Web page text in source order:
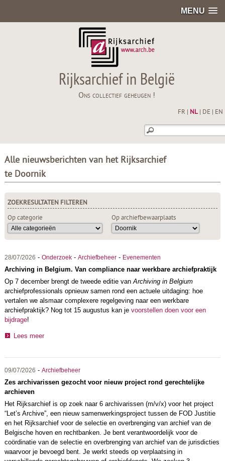
MENU
Rijksarchief in België
Ons collectief geheugen !
FR NL| DE EN
Alle nieuwsberichten van het Rijksarchief
te Doornik
ZOEKRESULTATEN FILTEREN
Op categorie
Op archiefbewaarplaats
28/07/2026 - Onderzoek- Archiefbeheer- Evenementen
Archiving in Belgium. Van compliance naar werkbare archiefpraktijk
Op 7 december brengt de tweede editie vanArchiving in Belgium
archiefprofessionals opnieuw samen rond een actuele uitdaging: hoe
vertalen we alsmaar complexere regelgeving naar een werkbare
archiefpraktijk? Nog tot 15 augustus kan je voorstellen doen voor een
bijdrage!
Lees meer
09/07/2026 - Archiefbeheer
Zes archivarissen gezocht voor nieuw project rond gerechtelijke
archieven
Het Rijksarchief is op zoek naar 6 archivarissen (m/v/x) voor het project
“Let’s Archive”, een nieuw samenwerkingsproject tussen de FOD Justitie
en het Rijksarchief voor de selectie en overbrenging van archief van de
Belgische hoven en rechtbanken. Je bent verantwoordelijk voor de
coördinatie van de selectie en overbrenging van archief van de jurisdicties
waarvoor je bevoegd bent. Je werkt steeds op verplaatsing in